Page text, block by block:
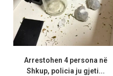
Arrestohen 4 persona në
Shkup, policia ju gjeti...